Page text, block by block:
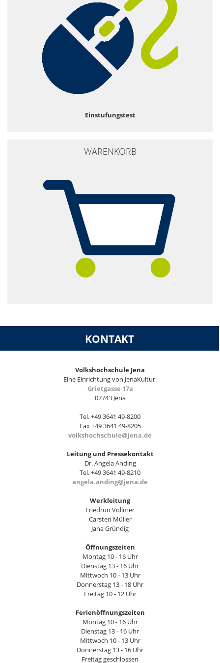
Einstufungstest
WARENKORB
KONTAKT
Volkshochschule Jena
Eine Einrichtung von JenaKultur.
Grietgasse 17a
07743 Jena
Tel. +49 3641 49-8200
Fax +49 3641 49-8205
volkshochschule@jena.de
Leitung und Pressekontakt
Dr. Angela Anding
Tel. +49 3641 49-8210
angela.anding@jena.de
Werkleitung
Friedrun Vollmer
Carsten Müller
Jana Gründig
Öffnungszeiten
Montag 10 - 16 Uhr
Dienstag 13 - 16 Uhr
Mittwoch 10 - 13 Uhr
Donnerstag 13 - 18 Uhr
Freitag 10 - 12 Uhr
Ferienöffnungszeiten
Montag 10 - 16 Uhr
Dienstag 13 - 16 Uhr
Mittwoch 10 - 13 Uhr
Donnerstag 13 - 16 Uhr
Freitag geschlossen